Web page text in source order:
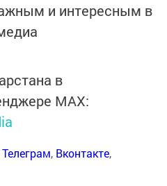
и интересным в
в
MАХ:
Телеграм, Вконтакте,